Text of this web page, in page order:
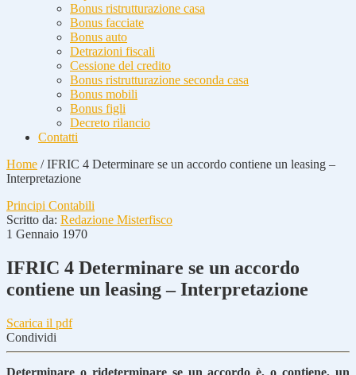
Bonus ristrutturazione casa
Bonus facciate
Bonus auto
Detrazioni fiscali
Cessione del credito
Bonus ristrutturazione seconda casa
Bonus mobili
Bonus figli
Decreto rilancio
Contatti
Home /IFRIC 4 Determinare se un accordo contiene un leasing –
Interpretazione
Principi Contabili
Scritto da: Redazione Misterfisco
1 Gennaio 1970
IFRIC 4 Determinare se un accordo
contiene un leasing – Interpretazione
Scarica il pdf
Condividi
Determinare o rideterminare se un accordo è, o contiene, un